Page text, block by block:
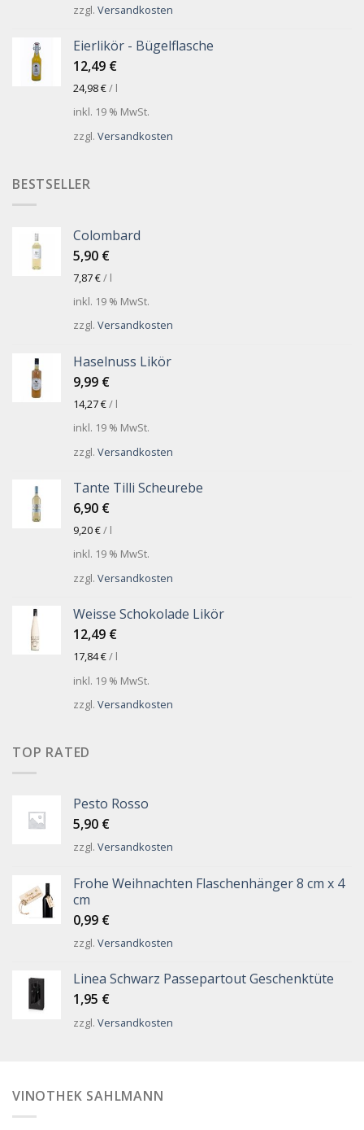
zzgl. Versandkosten
Eierlikör - Bügelflasche
12,49 €
24,98€/ l
inkl. 19 % MwSt.
zzgl. Versandkosten
BESTSELLER
Colombard
5,90 €
7,87€/ l
inkl. 19 % MwSt.
zzgl. Versandkosten
Haselnuss Likör
9,99 €
14,27€/ l
inkl. 19 % MwSt.
zzgl. Versandkosten
Tante Tilli Scheurebe
6,90 €
9,20€/ l
inkl. 19 % MwSt.
zzgl. Versandkosten
Weisse Schokolade Likör
12,49 €
17,84€/ l
inkl. 19 % MwSt.
zzgl. Versandkosten
TOP RATED
Pesto Rosso
5,90 €
zzgl. Versandkosten
Frohe Weihnachten Flaschenhänger 8 cm x 4
cm
0,99 €
zzgl. Versandkosten
Linea Schwarz Passepartout Geschenktüte
1,95 €
zzgl. Versandkosten
VINOTHEK SAHLMANN